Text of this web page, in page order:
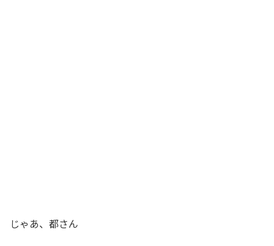
じゃあ、都さん